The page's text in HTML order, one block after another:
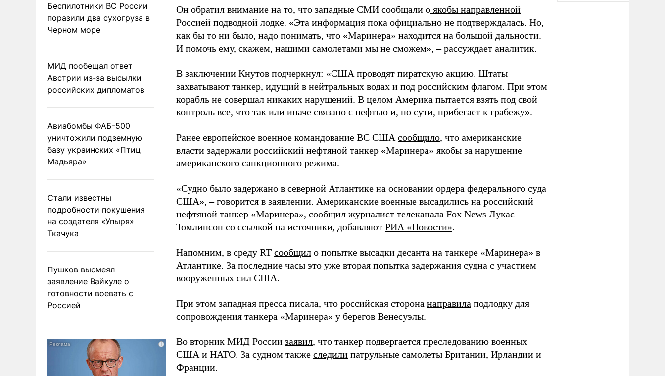
Беспилотники ВС России
поразили два сухогруза в
Черном море
МИД пообещал ответ
Австрии из-за высылки
российских дипломатов
Авиабомбы ФАБ-500
уничтожили подземную
базу украинских «Птиц
Мадьяра»
Стали известны
подробности покушения
на создателя «Упыря»
Ткачука
Пушков высмеял
заявление Вайкуле о
готовности воевать с
Россией
Он обратил внимание на то, что западные СМИ сообщали о якобы направленной
Россией подводной лодке. «Эта информация пока официально не подтверждалась. Но,
как бы то ни было, надо понимать, что «Маринера» находится на большой дальности.
И помочь ему, скажем, нашими самолетами мы не сможем», – рассуждает аналитик.
В заключении Кнутов подчеркнул: «США проводят пиратскую акцию. Штаты
захватывают танкер, идущий в нейтральных водах и под российским флагом. При этом
корабль не совершал никаких нарушений. В целом Америка пытается взять под свой
контроль все, что так или иначе связано с нефтью и, по сути, прибегает к грабежу».
Ранее европейское военное командование ВС СШАсообщило, что американские
власти задержали российский нефтяной танкер «Маринера» якобы за нарушение
американского санкционного режима.
«Судно было задержано в северной Атлантике на основании ордера федерального суда
США», – говорится в заявлении. Американские военные высадились на российский
нефтяной танкер «Маринера», сообщил журналист телеканала Fox News Лукас
Томлинсон со ссылкой на источники, добавляют РИА «Новости».
Напомним, в среду RT сообщил о попытке высадки десанта на танкере «Маринера» в
Атлантике. За последние часы это уже вторая попытка задержания судна с участием
вооруженных сил США.
При этом западная пресса писала, что российская сторона направила подлодку для
сопровождения танкера «Маринера» у берегов Венесуэлы.
Во вторник МИД России заявил, что танкер подвергается преследованию военных
США и НАТО. За судном также следили патрульные самолеты Британии, Ирландии и
Франции.